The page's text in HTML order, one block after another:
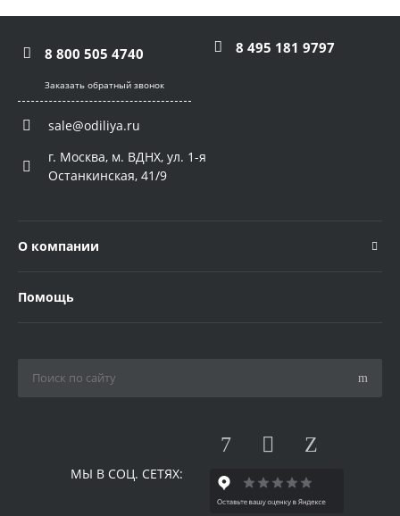
8 800 505 4740 8 495 181 9797
Заказать обратный звонок
sale@odiliya.ru
г. Москва, м. ВДНХ, ул. 1-я
Останкинская, 41/9
О компании
Помощь
МЫ В СОЦ. СЕТЯХ: